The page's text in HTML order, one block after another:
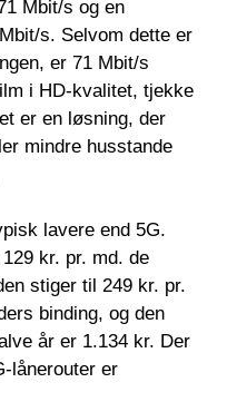
Mbit/s og en
s. Selvom dette er
er 71 Mbit/s
i HD-kvalitet, tjekke
er en løsning, der
mindre husstande
lavere end 5G.
kr. pr. md. de
stiger til 249 kr. pr.
binding, og den
år er 1.134 kr. Der
lånerouter er